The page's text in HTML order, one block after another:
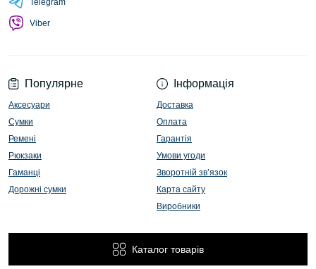
Популярне
Аксесуари
Сумки
Ремені
Рюкзаки
Гаманці
Дорожні сумки
Інформація
Доставка
Оплата
Гарантія
Умови угоди
Зворотній зв’язок
Карта сайту
Виробники
Каталог товарів
Telegram
Viber